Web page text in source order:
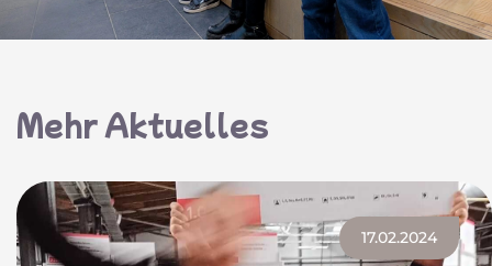
Mehr Aktuelles
17.02.2024